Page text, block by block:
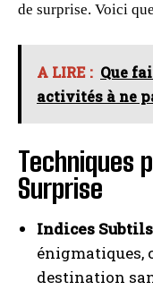
de surprise. Voici
A LIRE : Que
activités à ne
Techniques
Surprise
Indices Subtils
énigmatiques,
destination